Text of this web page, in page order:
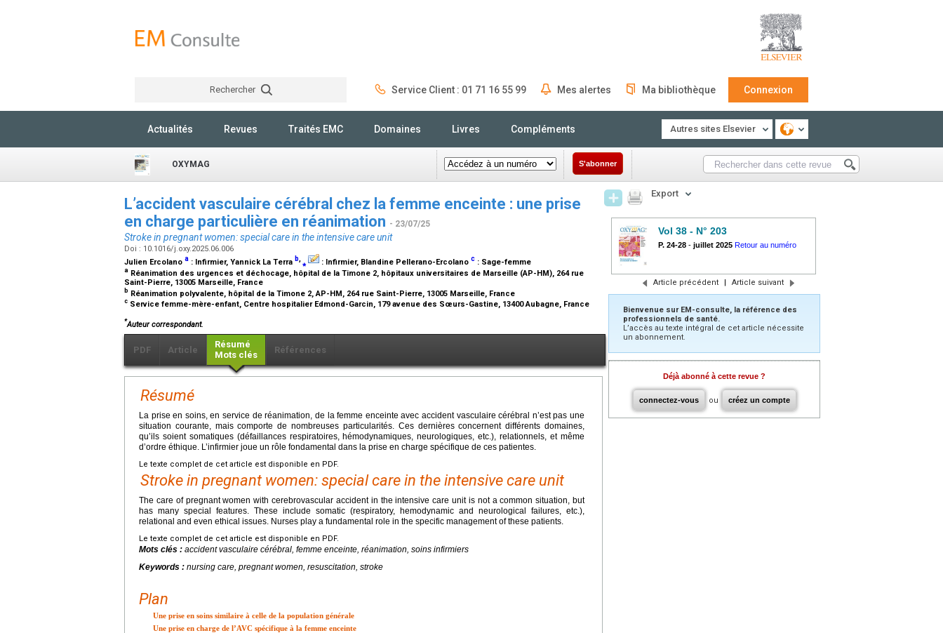
Rechercher Service Client : 01 71 16 55 99 Mes alertes Ma bibliothèque Connexion
Actualités Revues Traités EMC Domaines Livres Compléments Autres sites Elsevier
OXYMAG S'abonner
L’accident vasculaire cérébral chez la femme enceinte : une prise
en charge particulière en réanimation - 23/07/25
Stroke in pregnant women: special care in the intensive care unit
Doi : 10.1016/j.oxy.2025.06.006
Julien Ercolano a : Infirmier, Yannick La Terra b,⁎ : Infirmier, Blandine Pellerano-Ercolano c : Sage-femme
a Réanimation des urgences et déchocage, hôpital de la Timone 2, hôpitaux universitaires de Marseille (AP-HM), 264 rue
Saint-Pierre, 13005 Marseille, France
b Réanimation polyvalente, hôpital de la Timone 2, AP-HM, 264 rue Saint-Pierre, 13005 Marseille, France
c Service femme-mère-enfant, Centre hospitalier Edmond-Garcin, 179 avenue des Sœurs-Gastine, 13400 Aubagne, France
*Auteur correspondant.
PDF Article
Résumé
Mots clés
Références
Résumé
La prise en soins, en service de réanimation, de la femme enceinte avec accident vasculaire cérébral n’est pas une
situation courante, mais comporte de nombreuses particularités. Ces dernières concernent différents domaines,
qu’ils soient somatiques (défaillances respiratoires, hémodynamiques, neurologiques, etc.), relationnels, et même
d’ordre éthique. L’infirmier joue un rôle fondamental dans la prise en charge spécifique de ces patientes.
Le texte complet de cet article est disponible en PDF.
Stroke in pregnant women: special care in the intensive care unit
The care of pregnant women with cerebrovascular accident in the intensive care unit is not a common situation, but
has many special features. These include somatic (respiratory, hemodynamic and neurological failures, etc.),
relational and even ethical issues. Nurses play a fundamental role in the specific management of these patients.
Le texte complet de cet article est disponible en PDF.
Mots clés : accident vasculaire cérébral, femme enceinte, réanimation, soins infirmiers
Keywords : nursing care, pregnant women, resuscitation, stroke
Plan
Une prise en soins similaire à celle de la population générale
Une prise en charge de l’AVC spécifique à la femme enceinte
Export
Vol 38 - N° 203
P. 24-28 - juillet 2025 Retour au numéro
Article précédent | Article suivant
Bienvenue sur EM-consulte, la référence des
professionnels de santé.
L’accès au texte intégral de cet article nécessite
un abonnement.
Déjà abonné à cette revue ?
connectez-vous ou créez un compte